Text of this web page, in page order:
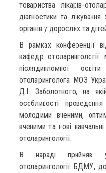
товариства лікарів-
діагностики та
органів у дорослих та
В рамках конференції
кафедр отоларингології
післядипломної
отоларинголога МОЗ
Д.І. Заболотного, на
особливості
молодими вченими,
вченими та нові
отоларингології.
В нараді прийняв
отоларингології БДМУ,